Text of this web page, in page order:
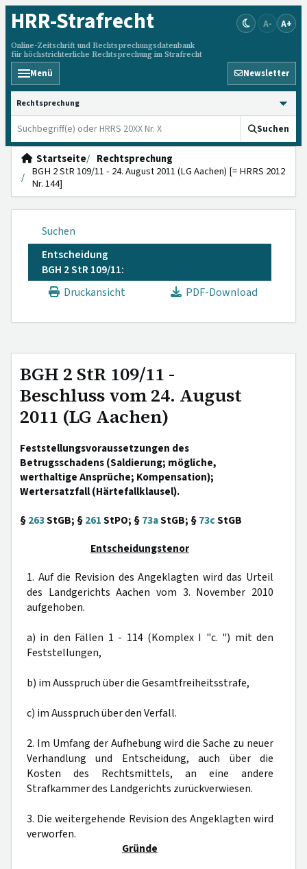
HRR-Strafrecht
Online-Zeitschrift und Rechtsprechungsdatenbank
für höchstrichterliche Rechtsprechung im Strafrecht
A- A+
Menü Newsletter
HRRS durchsuchen
Suchen
Startseite
Rechtsprechung
BGH 2 StR 109/11 - 24. August 2011 (LG Aachen) [= HRRS 2012
Nr. 144]
Suchen
Entscheidung
BGH 2 StR 109/11:
Druckansicht
PDF-Download
BGH 2 StR 109/11 -
Beschluss vom 24. August
2011 (LG Aachen)
Feststellungsvoraussetzungen des
Betrugsschadens (Saldierung; mögliche,
werthaltige Ansprüche; Kompensation);
Wertersatzfall (Härtefallklausel).
§263StGB; §261StPO; §73aStGB; §73cStGB
Entscheidungstenor
1. Auf die Revision des Angeklagten wird das Urteil
des Landgerichts Aachen vom 3. November 2010
aufgehoben.
a) in den Fällen 1 - 114 (Komplex I "c. ") mit den
Feststellungen,
b) im Ausspruch über die Gesamtfreiheitsstrafe,
c) im Ausspruch über den Verfall.
2. Im Umfang der Aufhebung wird die Sache zu neuer
Verhandlung und Entscheidung, auch über die
Kosten des Rechtsmittels, an eine andere
Strafkammer des Landgerichts zurückverwiesen.
3. Die weitergehende Revision des Angeklagten wird
verworfen.
Gründe